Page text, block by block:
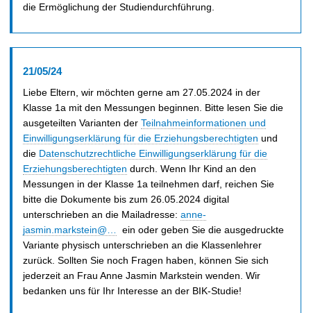
die Ermöglichung der Studiendurchführung.
21/05/24
Liebe Eltern, wir möchten gerne am 27.05.2024 in der
Klasse 1a mit den Messungen beginnen. Bitte lesen Sie die
ausgeteilten Varianten der Teilnahmeinformationen und
Einwilligungserklärung für die Erziehungsberechtigten und
die Datenschutzrechtliche Einwilligungserklärung für die
Erziehungsberechtigten durch. Wenn Ihr Kind an den
Messungen in der Klasse 1a teilnehmen darf, reichen Sie
bitte die Dokumente bis zum 26.05.2024 digital
unterschrieben an die Mailadresse: anne-
jasmin.markstein@…
ein oder geben Sie die ausgedruckte
Variante physisch unterschrieben an die Klassenlehrer
zurück. Sollten Sie noch Fragen haben, können Sie sich
jederzeit an Frau Anne Jasmin Markstein wenden. Wir
bedanken uns für Ihr Interesse an der BIK-Studie!